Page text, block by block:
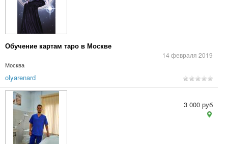
Обучение картам таро в Москве
14 февраля 2019
Москва
olyarenard
3 000 руб